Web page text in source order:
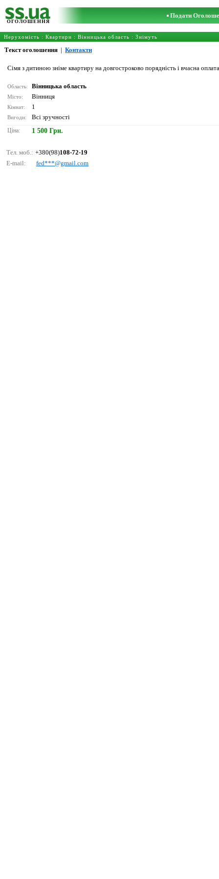
ОГОЛОШЕННЯ
Подати
Нерухомість : Квартири : Вінницька область : Знімуть
Текст оголошення | Контакти
Сімя з дитиною зніме квартиру на довгостроково порядність і вчасна
Область: Вінницька область
Місто: Вінниця
Кімнат: 1
Вигоди: Всі зручності
Ціна: 1 500 Грн.
Тел. моб.: +380(98)108-72-19
E-mail:
fеd***@gmаil.соm